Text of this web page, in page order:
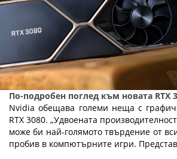
По-подробен поглед към новата RTX
Nvidia обещава големи неща с
RTX 3080. „Удвоената
може би най-голямото твърдение от
пробив в компютърните игри.